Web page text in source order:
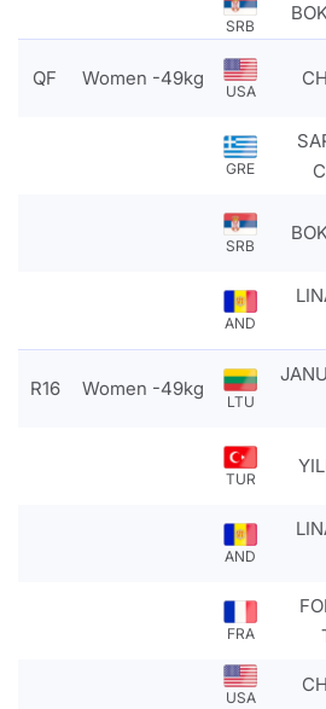
SRB
QF Women -49kg
USA
GRE
SRB
AND
R16 Women -49kg
LTU
TUR
AND
FRA
USA